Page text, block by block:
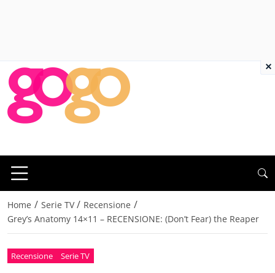
Home / Serie TV / Recensione /
Grey’s Anatomy 14×11 – RECENSIONE: (Don’t Fear) the Reaper
Recensione Serie TV
×